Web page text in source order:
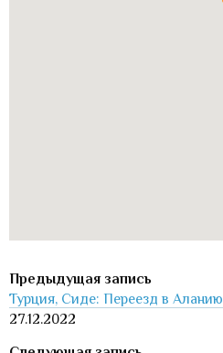
Турция, Сиде: Переезд в Аланию
27.12.2022